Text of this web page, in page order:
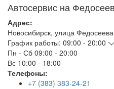
Автосервис на
Адрес:
Новосибирск, улица
График работы: 09:00 - 20:00
Пн - Сб 09:00 - 20:00
Вс 10:00 - 18:00
Телефоны:
+7 (383) 383-24-21